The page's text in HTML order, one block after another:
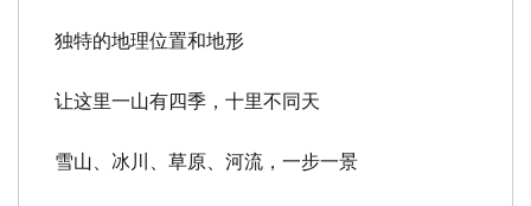
独特的地理位置和地形
让这里一山有四季，十里不同天
雪山、冰川、草原、河流，一步一景